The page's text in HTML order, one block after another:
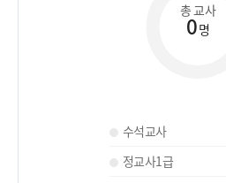
총 교사
0명
수석교사
정교사1급